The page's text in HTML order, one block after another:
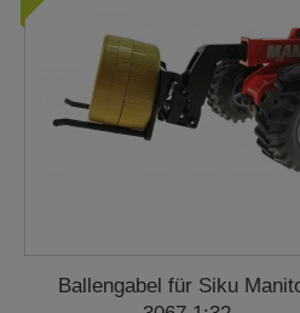
Ballengabel für Siku